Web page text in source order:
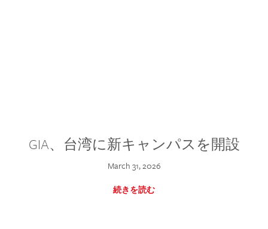
GIA、台湾に新キャンパスを開設
March 31, 2026
続きを読む